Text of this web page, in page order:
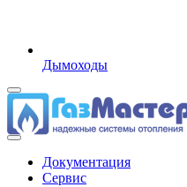
Дымоходы
Документация
Сервис